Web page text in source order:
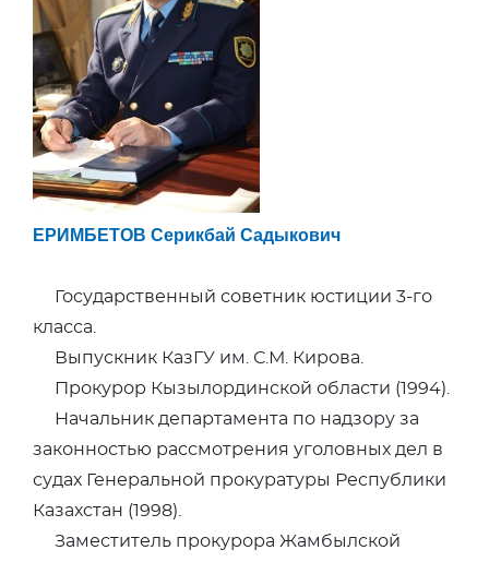
ЕРИМБЕТОВ Серикбай Садыкович
Государственный советник юстиции 3-го
класса.
Выпускник КазГУ им. С.М. Кирова.
Прокурор Кызылординской области (1994).
Начальник департамента по надзору за
законностью рассмотрения уголовных дел в
судах Генеральной прокуратуры Республики
Казахстан (1998).
Заместитель прокурора Жамбылской